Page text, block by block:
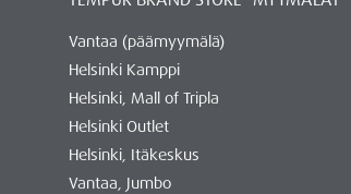
Vantaa (päämyymälä)
Helsinki Kamppi
Helsinki, Mall of Tripla
Helsinki Outlet
Helsinki, Itäkeskus
Vantaa, Jumbo